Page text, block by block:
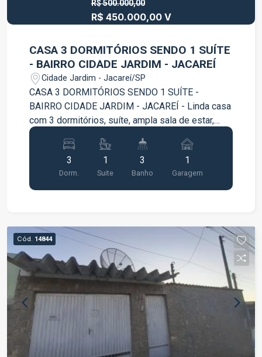
R$ 500.000,00
R$ 450.000,00 V
CASA 3 DORMITÓRIOS SENDO 1 SUÍTE
- BAIRRO CIDADE JARDIM - JACAREÍ
Cidade Jardim - Jacareí/SP
CASA 3 DORMITÓRIOS SENDO 1 SUÍTE -
BAIRRO CIDADE JARDIM - JACAREÍ - Linda casa
com 3 dormitórios, suíte, ampla sala de estar,
cozinha, banheiro social e quintal com edícula
com banheiro.
3
Dorm.
1
Suite
3
Banho
1
Garagem
Cód. 14844